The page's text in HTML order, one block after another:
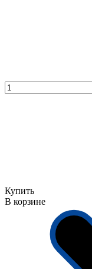
Купить
В корзине